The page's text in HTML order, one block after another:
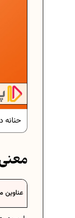
حنانه
عناوین